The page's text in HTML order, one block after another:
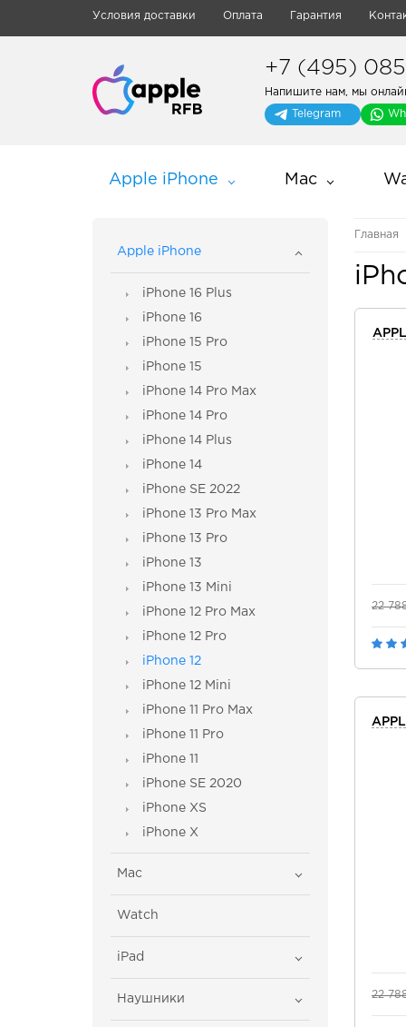
Условия доставки Оплата Гарантия
+7 (495) 085-
Напишите нам, мы
Telegram
Apple iPhone Mac
Apple iPhone
iPhone 16 Plus
iPhone 16
iPhone 15 Pro
iPhone 15
iPhone 14 Pro Max
iPhone 14 Pro
iPhone 14 Plus
iPhone 14
iPhone SE 2022
iPhone 13 Pro Max
iPhone 13 Pro
iPhone 13
iPhone 13 Mini
iPhone 12 Pro Max
iPhone 12 Pro
iPhone 12
iPhone 12 Mini
iPhone 11 Pro Max
iPhone 11 Pro
iPhone 11
iPhone SE 2020
iPhone XS
iPhone X
Mac
Watch
iPad
Наушники
Главная
22
22